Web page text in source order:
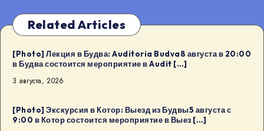
Related Articles
[Photo] Лекция в Будва: Auditoria Budva8 августа в 20:00
в Будва состоится мероприятие в Audit […]
3 августа, 2026
[Photo] Экскурсия в Котор: Выезд из Будвы5 августа с
9:00 в Котор состоится мероприятие в Выез […]